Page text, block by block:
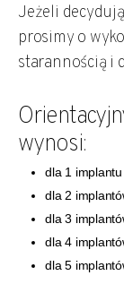
Jeżeli
prosimy o
starannością i
wynosi:
dla 1
dla 2
dla 3
dla 4
dla 5